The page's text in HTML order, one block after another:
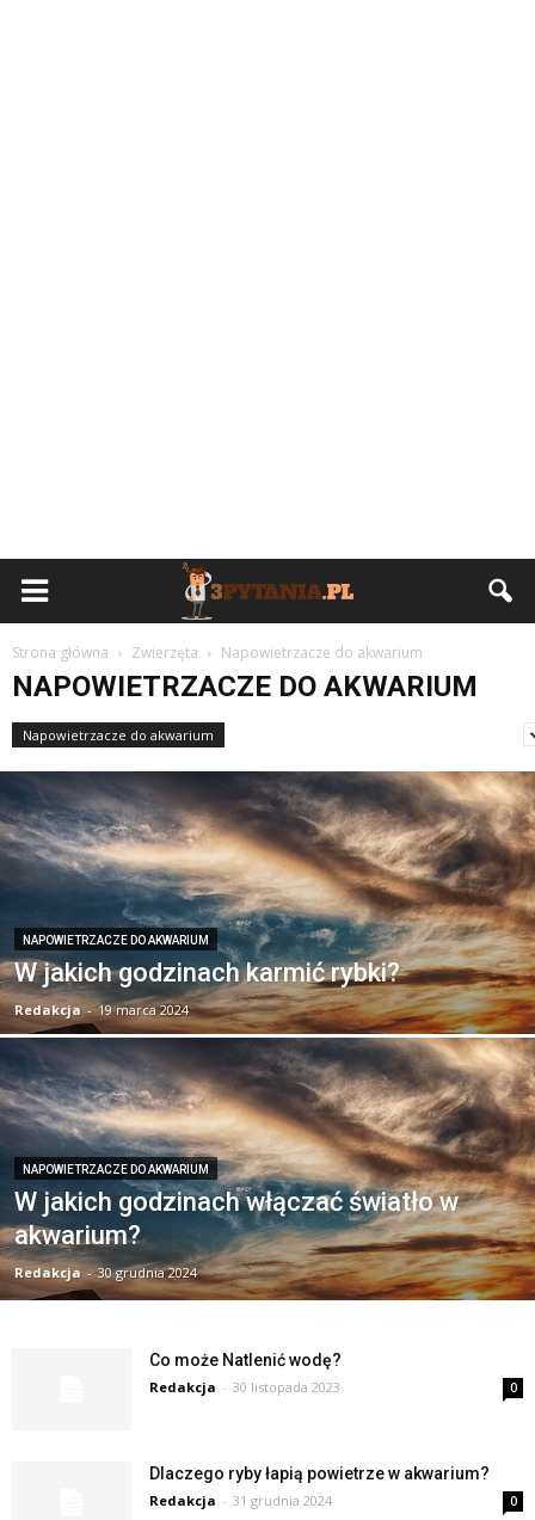
Strona główna Zwierzęta Napowietrzacze do akwarium
NAPOWIETRZACZE DO AKWARIUM
Napowietrzacze do akwarium
NAPOWIETRZACZE DO AKWARIUM
W jakich godzinach karmić rybki?
Redakcja - 19 marca 2024
NAPOWIETRZACZE DO AKWARIUM
W jakich godzinach włączać światło w
akwarium?
Redakcja - 30 grudnia 2024
Co może Natlenić wodę?
Redakcja - 30 listopada 2023 0
Dlaczego ryby łapią powietrze w akwarium?
Redakcja - 31 grudnia 2024 0